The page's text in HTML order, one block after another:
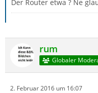
Der Router etwa ? Ne
rum
Globaler
2. Februar 2016 um 16:07